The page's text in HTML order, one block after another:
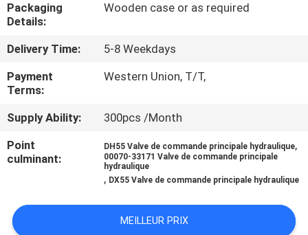
CONTRÔLE
DE
LA
QUALITÉ
CONTACT
NOUVELLES
TOUS
Packaging
Details:
Wooden case or as required
Delivery Time:
5-8 Weekdays
Payment
Terms:
Western Union, T/T,
Supply Ability:
300pcs /Month
Point
culminant:
DH55 Valve de commande principale hydraulique,
00070-33171 Valve de commande principale
hydraulique
, DX55 Valve de commande principale hydraulique
MEILLEUR PRIX